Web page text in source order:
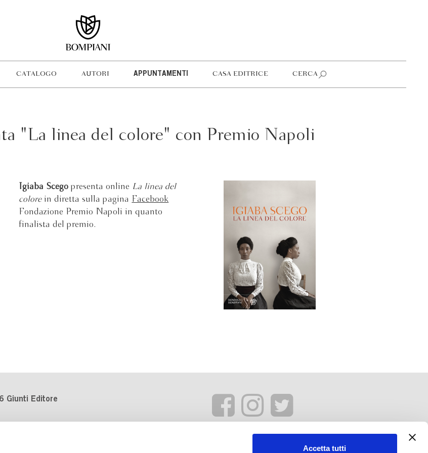
Accetta tutti
CATALOGO AUTORI APPUNTAMENTI CASA EDITRICE CERCA
"La linea del colore" con Premio Napoli
Igiaba Scego presenta online La linea del
colorein diretta sulla pagina
Facebook
Fondazione Premio Napoli in quanto
finalista del premio.
Giunti Editore